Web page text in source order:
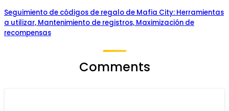
Seguimiento de códigos de regalo de Mafia City: Herramientas
a utilizar, Mantenimiento de registros, Maximización de
recompensas
Comments